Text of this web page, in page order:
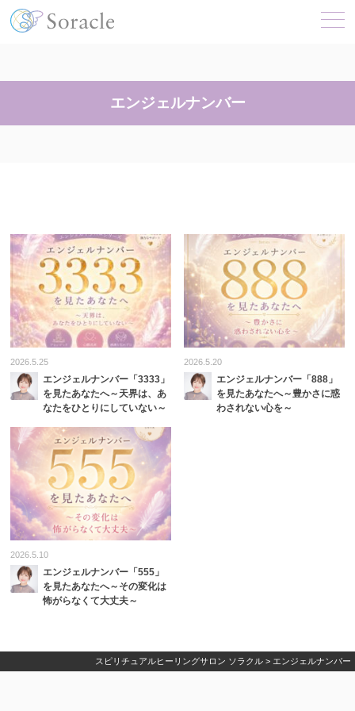
エンジェルナンバー
2026.5.25
エンジェルナンバー「3333」
を見たあなたへ～天界は、あ
なたをひとりにしていない～
2026.5.20
エンジェルナンバー「888」
を見たあなたへ～豊かさに惑
わされない心を～
2026.5.10
エンジェルナンバー「555」
を見たあなたへ～その変化は
怖がらなくて大丈夫～
スピリチュアルヒーリングサロン ソラクル > エンジェルナンバー